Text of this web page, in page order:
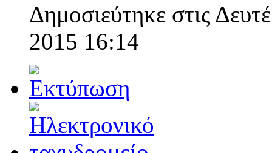
Δημοσιεύτηκε στις
2015 16:14